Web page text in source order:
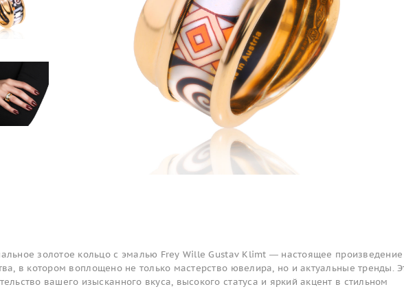
золотое кольцо с эмалью Frey Wille Gustav Klimt — настоящее произведение
в котором воплощено не только мастерство ювелира, но и актуальные тренды.
вашего изысканного вкуса, высокого статуса и яркий акцент в стильном